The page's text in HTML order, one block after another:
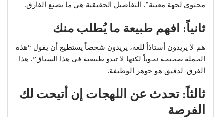
محتوى لجهة معينة”. التفاصيل الحقيقية هي ما يصنع الفارق.
ثانياً: افهم طبيعة ما يُطلب منك
هم لا يريدون أستاذاً للغة، يريدون شخصاً يستطيع أن يقول “هذه
الجملة صحيحة نحوياً لكنها لا تبدو طبيعية في هذا السياق”. هذا
الفرق الدقيق هو جوهر الوظيفة.
ثالثاً: تحدث عن اللهجات إن أتيحت لك
الفرصة